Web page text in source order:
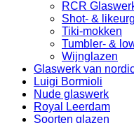
RCR
Shot- &
Tiki-mokken
Tumbler- &
Wijnglazen
Glaswerk van
Luigi Bormioli
Nude glaswerk
Royal Leerdam
Soorten glazen